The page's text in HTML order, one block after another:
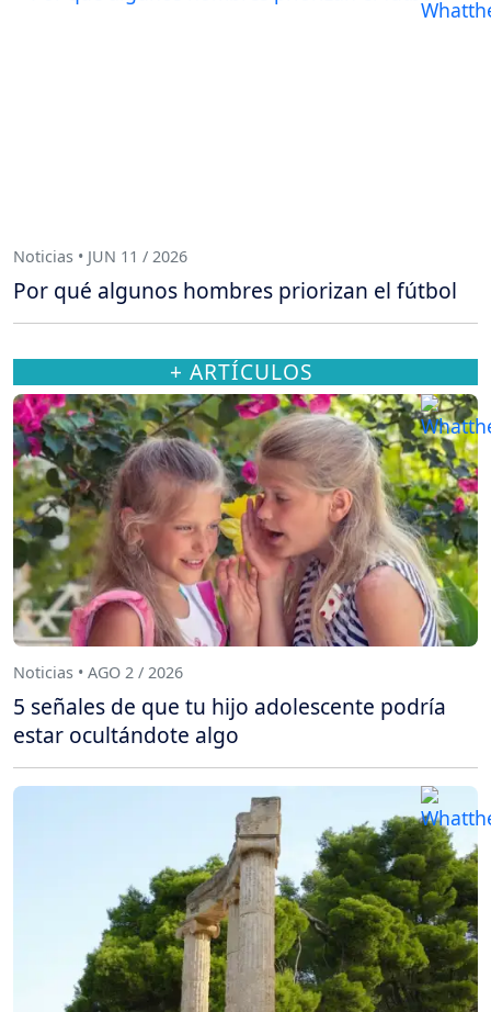
Noticias • JUN 11 / 2026
Por qué algunos hombres priorizan el fútbol
+ ARTÍCULOS
Noticias • AGO 2 / 2026
5 señales de que tu hijo adolescente podría
estar ocultándote algo